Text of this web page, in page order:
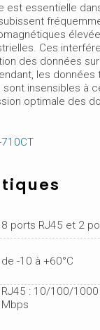
est essentielle
Ces
des données
les données
insensibles à
optimale des
8 ports RJ45 et 2
de -10 à +60°C
RJ45 : 10/100/
Mbps